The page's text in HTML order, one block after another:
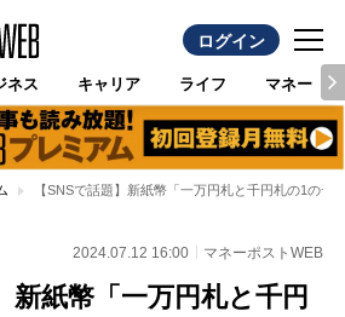
ログイン
ネス キャリア ライフ マネー
【SNSで話題】新紙幣「一万円札と千円札の1の
2024.07.12 16:00 マネーポストWEB
新紙幣「一万円札と千円